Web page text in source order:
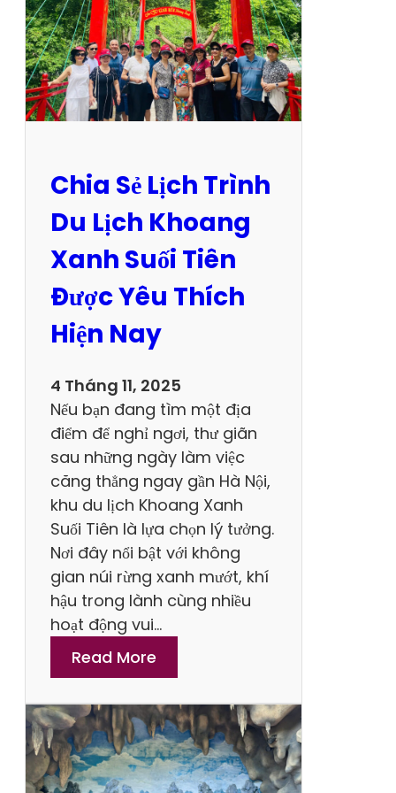
Chia Sẻ Lịch Trình
Du Lịch Khoang
Xanh Suối Tiên
Được Yêu Thích
Hiện Nay
4 Tháng 11, 2025
Nếu bạn đang tìm một địa
điểm để nghỉ ngơi, thư giãn
sau những ngày làm việc
căng thẳng ngay gần Hà Nội,
khu du lịch Khoang Xanh
Suối Tiên là lựa chọn lý tưởng.
Nơi đây nổi bật với không
gian núi rừng xanh mướt, khí
hậu trong lành cùng nhiều
hoạt động vui…
Read More
C
h
i
a
S